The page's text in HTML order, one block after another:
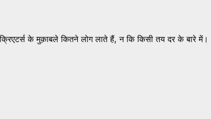
के मुक़ाबले कितने लोग लाते हैं, न कि किसी तय दर के बारे में।